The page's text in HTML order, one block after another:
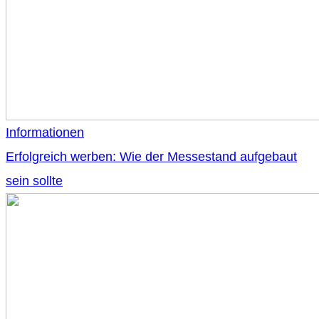
Informationen
Erfolgreich werben: Wie der Messestand aufgebaut
sein sollte